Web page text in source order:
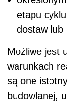
etapu
dostaw lub
Możliwe jest
warunkach
są one
budowlanej,